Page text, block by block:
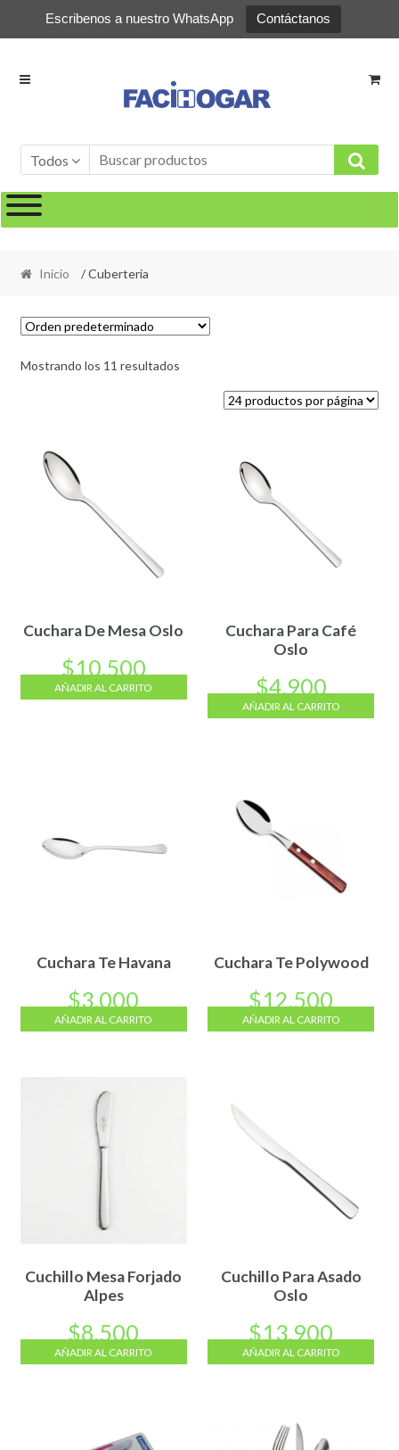
Escribenos a nuestro WhatsApp Contáctanos
Ir
Ir
Todos
Inicio / Cuberteria
Mostrando los 11 resultados
Cuchara De Mesa Oslo
$10.500
AÑADIR AL CARRITO
Cuchara Para Café
Oslo
$4.900
AÑADIR AL CARRITO
Cuchara Te Havana
$3.000
AÑADIR AL CARRITO
Cuchara Te Polywood
$12.500
AÑADIR AL CARRITO
Cuchillo Mesa Forjado
Alpes
$8.500
AÑADIR AL CARRITO
Cuchillo Para Asado
Oslo
$13.900
AÑADIR AL CARRITO